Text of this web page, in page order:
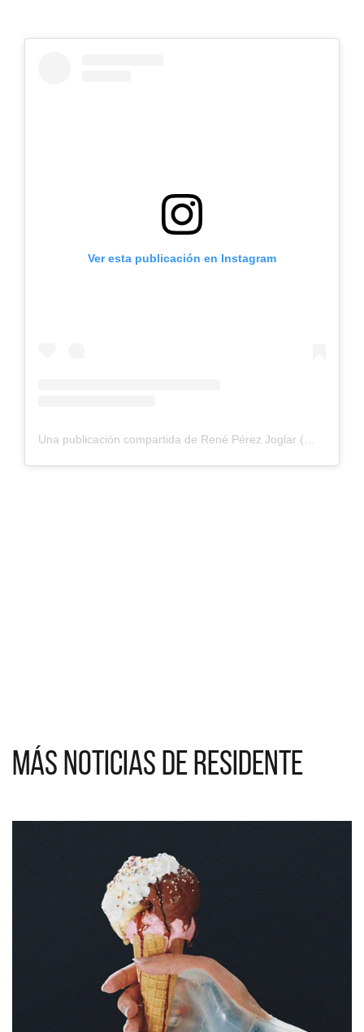
Ver esta publicación en Instagram
Más noticias de Residente